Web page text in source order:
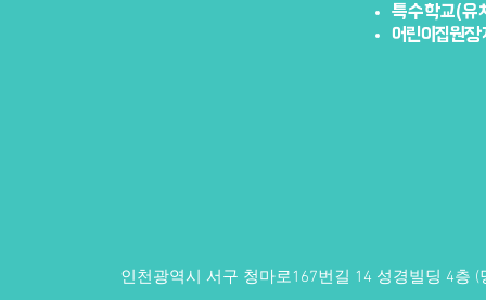
특수학교(유
어린이집원
인천광역시 서구 청마로167번길 14 성경빌딩 4층